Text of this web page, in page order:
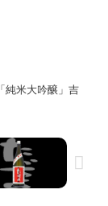
純米大吟醸」吉